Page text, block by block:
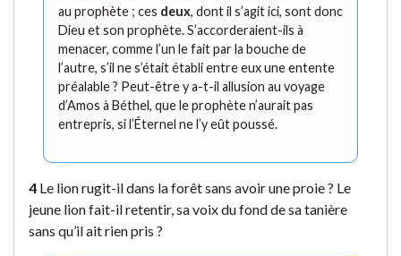
au prophète ; ces deux, dont il s’agit ici, sont donc
Dieu et son prophète. S’accorderaient-ils à
menacer, comme l’un le fait par la bouche de
l’autre, s’il ne s’était établi entre eux une entente
préalable ? Peut-être y a-t-il allusion au voyage
d’Amos à Béthel, que le prophète n’aurait pas
entrepris, si l’Éternel ne l’y eût poussé.
4 Le lion rugit-il dans la forêt sans avoir une proie ? Le
jeune lion fait-il retentir, sa voix du fond de sa tanière
sans qu’il ait rien pris ?